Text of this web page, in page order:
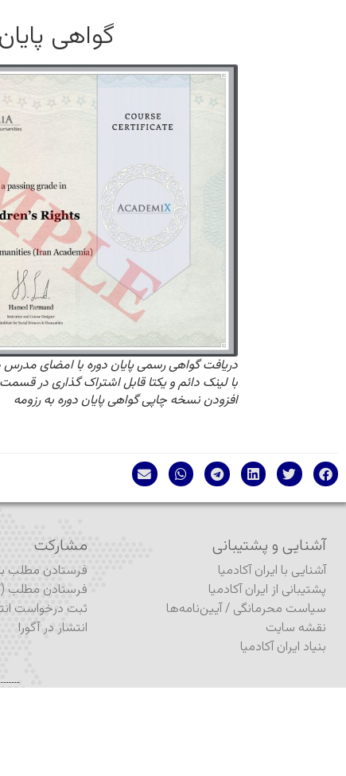
گواهی
دریافت گواهی رسمی پایان دوره با امضای مدرس
با لینک دائم و یکتا قابل اشتراک گذاری در
افزودن نسخه چاپی گواهی پایان دوره به رزومه
آشنایی و پشتیبانی
آشنایی با ایران آکادمیا
پشتیبانی از ایران آکادمیا
سیاست محرمانگی /آیین‌نامه‌ها
نقشه سایت
بنیاد ایران آکادمیا
مشارکت
فرستادن مطلب
فرستادن مطلب
ثبت درخواست
انتشار در آگورا